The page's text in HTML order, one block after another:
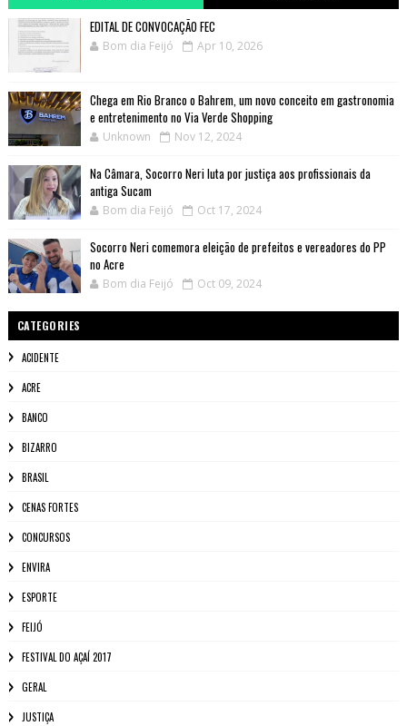
EDITAL DE CONVOCAÇÃO FEC
Bom dia Feijó Apr 10, 2026
Chega em Rio Branco o Bahrem, um novo conceito em gastronomia
e entretenimento no Via Verde Shopping
Unknown Nov 12, 2024
Na Câmara, Socorro Neri luta por justiça aos profissionais da
antiga Sucam
Bom dia Feijó Oct 17, 2024
Socorro Neri comemora eleição de prefeitos e vereadores do PP
no Acre
Bom dia Feijó Oct 09, 2024
CATEGORIES
ACIDENTE
ACRE
BANCO
BIZARRO
BRASIL
CENAS FORTES
CONCURSOS
ENVIRA
ESPORTE
FEIJÓ
FESTIVAL DO AÇAÍ 2017
GERAL
JUSTIÇA